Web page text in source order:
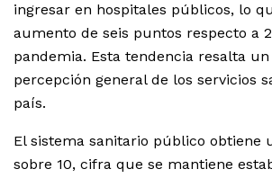
ingresar en hospitales públicos, lo
aumento de seis puntos respecto a
pandemia. Esta tendencia resalta
percepción general de los servicios
país.
El sistema sanitario público obtiene
sobre 10, cifra que se mantiene